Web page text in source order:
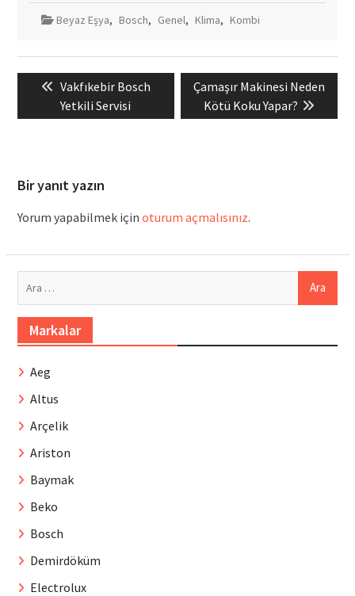
Beyaz Eşya, Bosch, Genel, Klima, Kombi
gezinmesi
Previous
post:
Vakfıkebir Bosch
Yetkili Servisi
Next
post:
Çamaşır Makinesi Neden
Kötü Koku Yapar?
Bir yanıt yazın
Yorum yapabilmek için oturum açmalısınız.
Markalar
Aeg
Altus
Arçelik
Ariston
Baymak
Beko
Bosch
Demirdöküm
Electrolux